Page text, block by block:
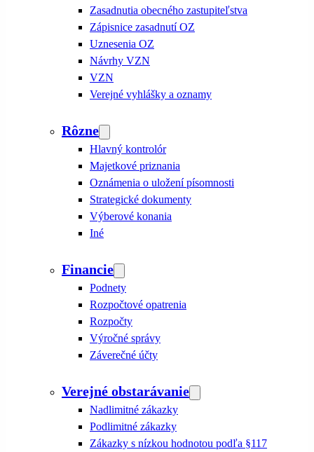
Zasadnutia obecného zastupiteľstva
Zápisnice zasadnutí OZ
Uznesenia OZ
Návrhy VZN
VZN
Verejné vyhlášky a oznamy
Rôzne
Hlavný kontrolór
Majetkové priznania
Oznámenia o uložení písomnosti
Strategické dokumenty
Výberové konania
Iné
Financie
Podnety
Rozpočtové opatrenia
Rozpočty
Výročné správy
Záverečné účty
Verejné obstarávanie
Nadlimitné zákazky
Podlimitné zákazky
Zákazky s nízkou hodnotou podľa §117